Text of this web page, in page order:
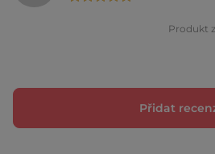
Produkt
Přidat